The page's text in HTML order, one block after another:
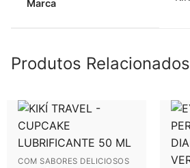
Marca
Produtos Relacionados
COM SABORES DELICIOSOS